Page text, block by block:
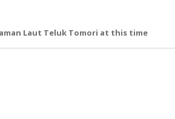
Laut Teluk Tomori at this time